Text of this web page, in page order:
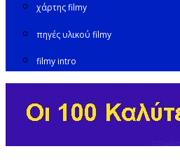
χάρτης filmy
πηγές υλικού filmy
filmy intro